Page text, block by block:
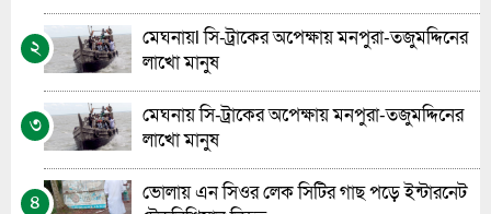
২
মেঘনায়l সি-ট্রাকের অপেক্ষায় মনপুরা-তজুমদ্দিনের
লাখো মানুষ
৩
মেঘনায় সি-ট্রাকের অপেক্ষায় মনপুরা-তজুমদ্দিনের
লাখো মানুষ
৪
ভোলায় এন সিওর লেক সিটির গাছ পড়ে ইন্টারনেট